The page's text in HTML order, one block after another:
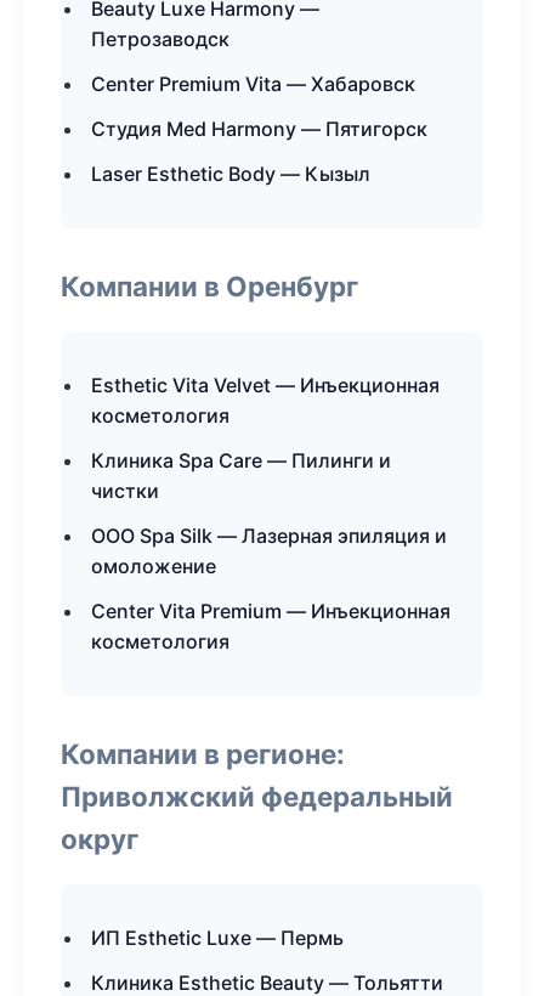
Beauty Luxe Harmony —
Петрозаводск
Center Premium Vita — Хабаровск
Студия Med Harmony — Пятигорск
Laser Esthetic Body — Кызыл
Компании в Оренбург
Esthetic Vita Velvet — Инъекционная
косметология
Клиника Spa Care — Пилинги и
чистки
ООО Spa Silk — Лазерная эпиляция и
омоложение
Center Vita Premium — Инъекционная
косметология
Компании в регионе:
Приволжский федеральный
округ
ИП Esthetic Luxe — Пермь
Клиника Esthetic Beauty — Тольятти